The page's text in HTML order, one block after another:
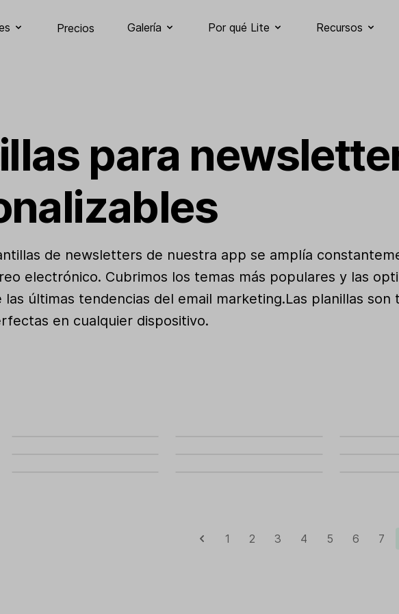
Precios Galería Por qué Lite Recursos
para
de newsletters de nuestra app se amplía
electrónico. Cubrimos los temas más populares y las
las últimas tendencias del email marketing.Las planillas
en cualquier dispositivo.
1 2 3 4 5 6 7